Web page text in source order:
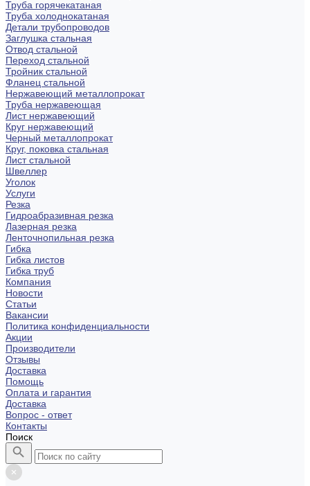
Труба горячекатаная
Труба холоднокатаная
Детали трубопроводов
Заглушка стальная
Отвод стальной
Переход стальной
Тройник стальной
Фланец стальной
Нержавеющий металлопрокат
Труба нержавеющая
Лист нержавеющий
Круг нержавеющий
Черный металлопрокат
Круг, поковка стальная
Лист стальной
Швеллер
Уголок
Услуги
Резка
Гидроабразивная резка
Лазерная резка
Ленточнопильная резка
Гибка
Гибка листов
Гибка труб
Компания
Новости
Статьи
Вакансии
Политика конфиденциальности
Акции
Производители
Отзывы
Доставка
Помощь
Оплата и гарантия
Доставка
Вопрос - ответ
Контакты
Поиск